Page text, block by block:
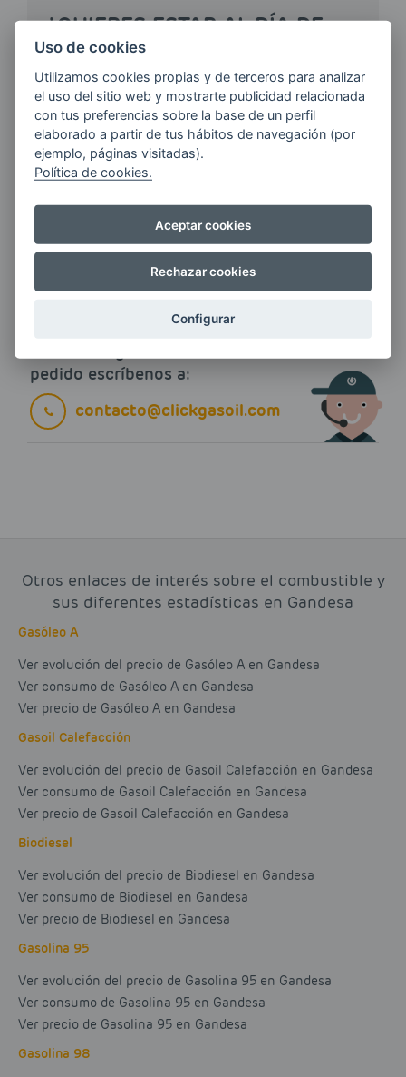
¿QUIERES ESTAR AL DÍA DE
LAS
ÚLTIMAS NOVEDADES?
E-MAIL
Quiero recibir las últimas novedades de AVIA
ENERGIAS por cualquier medio, incluido
electrónico.Más información
pedido escríbenos a:
contacto@clickgasoil.com
Otros enlaces de interés sobre el combustible y
sus diferentes estadísticas en Gandesa
Gasóleo A
Ver evolución del precio de Gasóleo A en Gandesa
Ver consumo de Gasóleo A en Gandesa
Ver precio de Gasóleo A en Gandesa
Gasoil Calefacción
Ver evolución del precio de Gasoil Calefacción en Gandesa
Ver consumo de Gasoil Calefacción en Gandesa
Ver precio de Gasoil Calefacción en Gandesa
Biodiesel
Ver evolución del precio de Biodiesel en Gandesa
Ver consumo de Biodiesel en Gandesa
Ver precio de Biodiesel en Gandesa
Gasolina 95
Ver evolución del precio de Gasolina 95 en Gandesa
Ver consumo de Gasolina 95 en Gandesa
Ver precio de Gasolina 95 en Gandesa
Gasolina 98
Uso de cookies
Utilizamos cookies propias y de terceros para analizar
el uso del sitio web y mostrarte publicidad relacionada
con tus preferencias sobre la base de un perfil
elaborado a partir de tus hábitos de navegación (por
ejemplo, páginas visitadas).
Política de cookies.
Aceptar cookies
Rechazar cookies
Configurar